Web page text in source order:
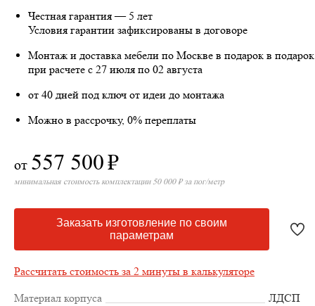
Честная гарантия — 5 лет
Условия гарантии зафиксированы в договоре
Монтаж и доставка мебели по Москве в подарок в подарок
при расчете с 27 июля по 02 августа
от 40 дней под ключ от идеи до монтажа
Можно в рассрочку, 0% переплаты
от 557 500₽
минимальная стоимость комплектации 50 000 ₽ за пог/метр
Заказать изготовление по своим
параметрам
Рассчитать стоимость за 2 минуты в калькуляторе
Материал корпуса
ЛДСП